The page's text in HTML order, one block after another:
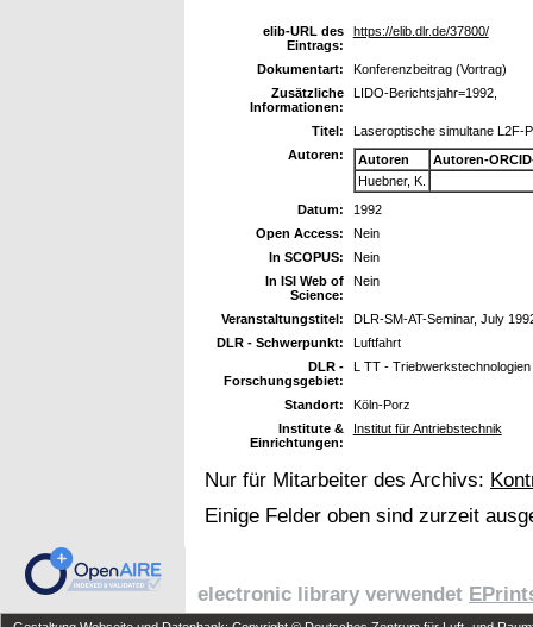
elib-URL des
Eintrags:
https://elib.dlr.de/37800/
Dokumentart:
Konferenzbeitrag (Vortrag)
Zusätzliche
Informationen:
LIDO-Berichtsjahr=1992,
Titel:
Laseroptische simultane L2F-
Autoren:
Autoren
Autoren-
Huebner, K.
Datum:
1992
Open Access:
Nein
In SCOPUS:
Nein
In ISI Web of
Science:
Nein
Veranstaltungstitel:
DLR-SM-AT-Seminar, July
DLR - Schwerpunkt:
Luftfahrt
DLR -
Forschungsgebiet:
L TT - Triebwerkstechnologien
Standort:
Köln-Porz
Institute &
Einrichtungen:
Institut für Antriebstechnik
Nur für Mitarbeiter des Archivs:
Einige Felder oben sind zurzeit
electronic library verwendet